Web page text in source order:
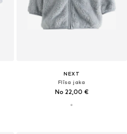
NEXT
Flīsa jaka
No 22,00 €